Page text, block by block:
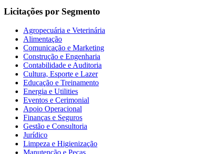
Licitações por Segmento
Agropecuária e Veterinária
Alimentação
Comunicação e Marketing
Construção e Engenharia
Contabilidade e Auditoria
Cultura, Esporte e Lazer
Educação e Treinamento
Energia e Utilities
Eventos e Cerimonial
Apoio Operacional
Finanças e Seguros
Gestão e Consultoria
Jurídico
Limpeza e Higienização